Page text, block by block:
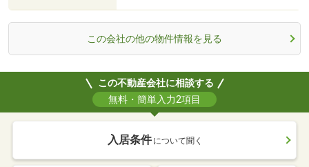
この会社の他の物件情報を見る
この不動産会社に相談する
無料・簡単入力2項目
入居条件 について聞く